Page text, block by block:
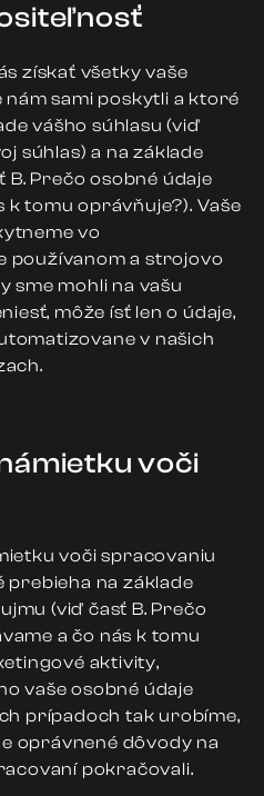
získať všetky vaše
sami poskytli a ktoré
vášho súhlasu (viď
súhlas) a na základe
B. Prečo osobné údaje
k tomu oprávňuje?). Vaše
vo
používanom a strojovo
sme mohli na vašu
môže ísť len o údaje,
v našich
voči
voči spracovaniu
na základe
(viď časť B. Prečo
a čo nás k tomu
aktivity,
vaše osobné údaje
prípadoch tak urobíme,
oprávnené dôvody na
pokračovali.